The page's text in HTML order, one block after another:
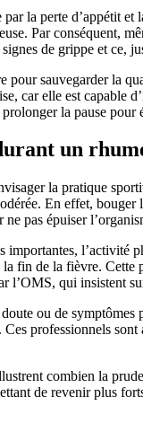
la perte d’appétit
Par conséquent,
de grippe et ce,
sauvegarder la
car elle est capable
la pause
un
la pratique
En effet,
pas épuiser
l’activité
fin de la fièvre.
qui insistent
ou de
professionnels
combien la
de revenir plus